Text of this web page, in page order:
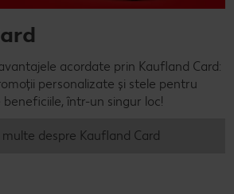
acordate prin Kaufland Card:
personalizate și stele pentru
într-un singur loc!
despre Kaufland Card